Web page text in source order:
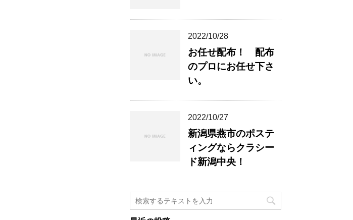
2022/10/28
お任せ配布！ 配布
のプロにお任せ下さ
い。
2022/10/27
新潟県燕市のポステ
ィングならクラシー
ド新潟中央！